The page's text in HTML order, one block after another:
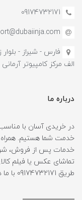
09174732171
الف مرکز کامپیوتر آرمانی
درباره ما
در خریدی آسان با
خدمات پس از فروش،
تماشای عکس یا فیلم
طریق 09174732171 با ما در تماس باشید).